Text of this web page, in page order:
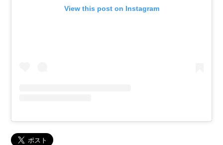
View this post on Instagram